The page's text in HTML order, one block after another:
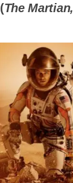
(The Martian,